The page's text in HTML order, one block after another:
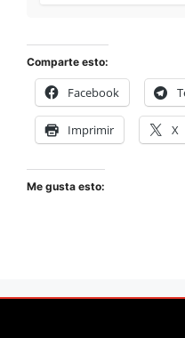
Comparte esto:
Facebook
Imprimir X
Me gusta esto: